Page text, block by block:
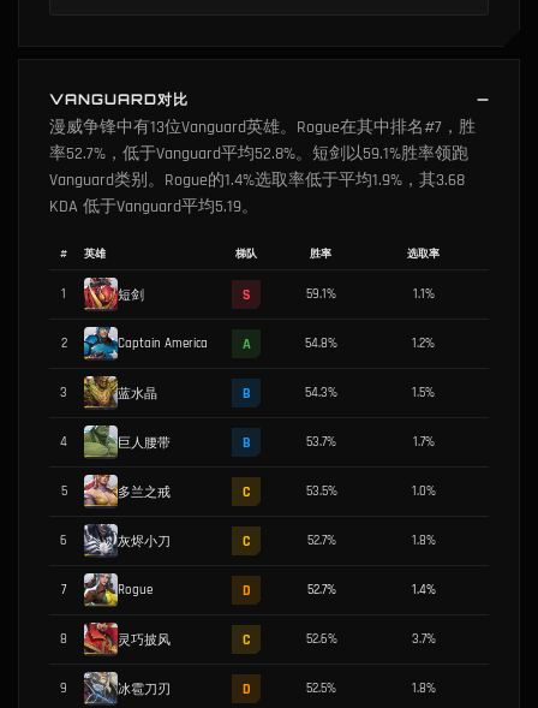
VANGUARD对比
漫威争锋中有13位Vanguard英雄。Rogue在其中排名#7，胜
率52.7%，低于Vanguard平均52.8%。短剑以59.1%胜率领跑
Vanguard类别。Rogue的1.4%选取率低于平均1.9%，其3.68
KDA 低于Vanguard平均5.19。
# 英雄 梯队 胜率 选取率
1 短剑 S 59.1% 1.1%
2 Captain America A 54.8% 1.2%
3 蓝水晶 B 54.3% 1.5%
4 巨人腰带 B 53.7% 1.7%
5 多兰之戒 C 53.5% 1.0%
6 灰烬小刀 C 52.7% 1.8%
7 Rogue D 52.7% 1.4%
8 灵巧披风 C 52.6% 3.7%
9 冰雹刀刃 D 52.5% 1.8%